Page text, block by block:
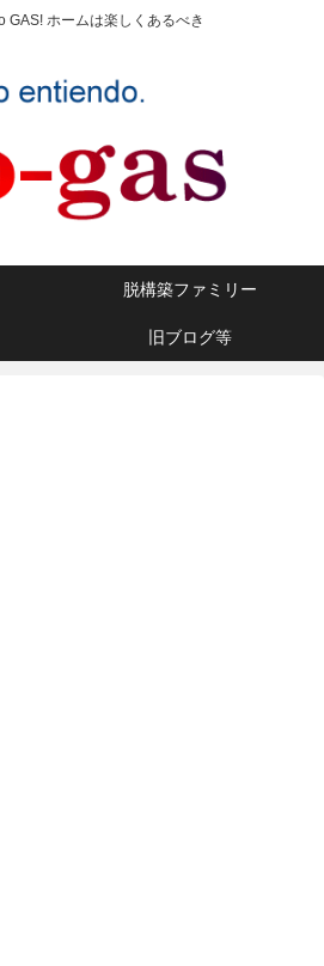
GAS! ホームは楽しくあるべき
脱構築ファミリー
旧ブログ等